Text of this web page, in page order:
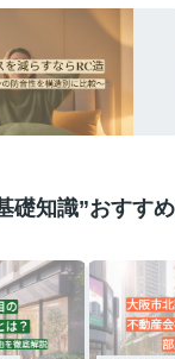
礎知識”おすす